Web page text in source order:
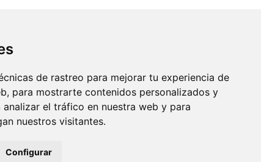
de rastreo para mejorar tu experiencia de
para mostrarte contenidos personalizados y
el tráfico en nuestra web y para
nuestros visitantes.
Configurar